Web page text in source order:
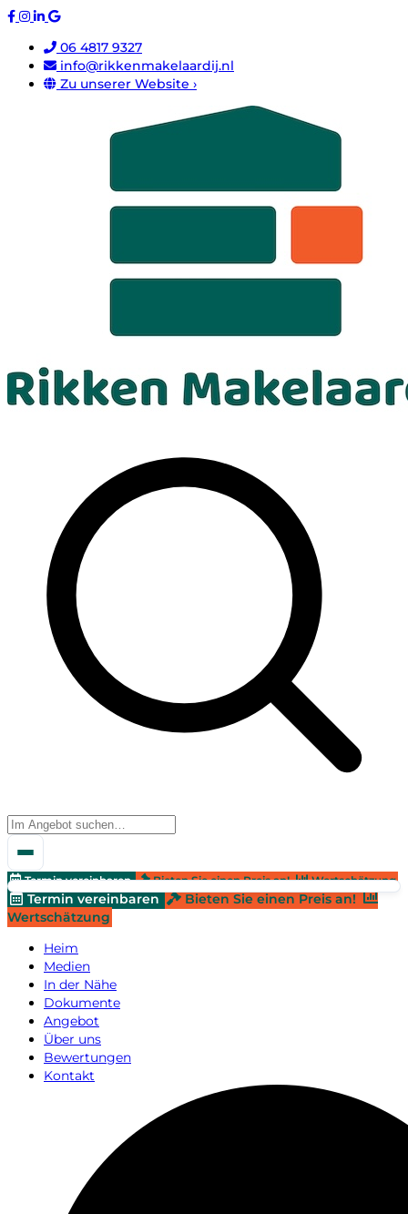
06 4817 9327
info@rikkenmakelaardij.nl
Zu unserer Website ›
Termin vereinbaren Bieten Sie einen Preis an! Wertschätzung
Termin vereinbaren
Bieten Sie einen Preis an!
Wertschätzung
Heim
Medien
In der Nähe
Dokumente
Angebot
Über uns
Bewertungen
Kontakt